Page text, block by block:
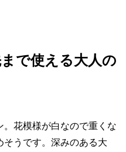
で使える大人の
花模様が白なので重くな
そうです。深みのある大